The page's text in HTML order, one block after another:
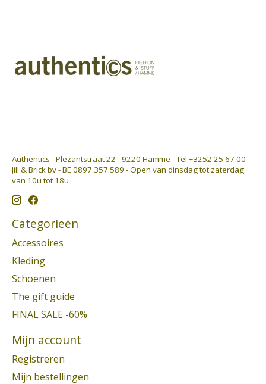
Authentics - Plezantstraat 22 - 9220 Hamme - Tel +3252 25 67 00 -
Jill & Brick bv - BE 0897.357.589 - Open van dinsdag tot zaterdag
van 10u tot 18u
Categorieën
Accessoires
Kleding
Schoenen
The gift guide
FINAL SALE -60%
Mijn account
Registreren
Mijn bestellingen